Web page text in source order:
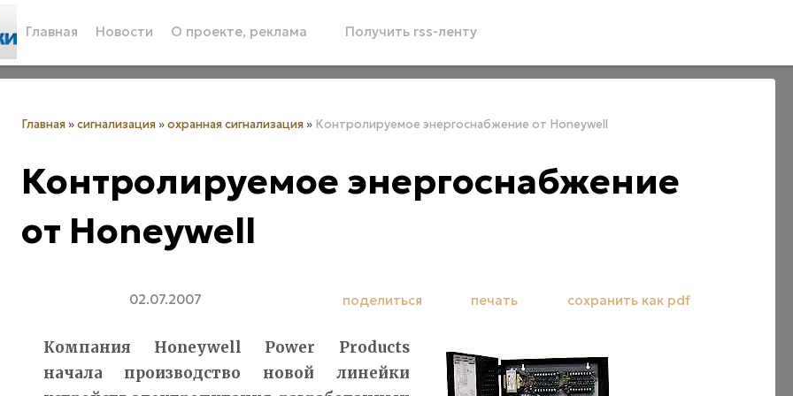
Главная Новости О проекте, реклама Получить rss-ленту
Главная »сигнализация »охранная сигнализация » Контролируемое энергоснабжение от Honeywell
Контролируемое энергоснабжение
от Honeywell
02.07.2007 поделиться печать сохранить как pdf
Компания Honeywell Power Products
начала производство новой линейки